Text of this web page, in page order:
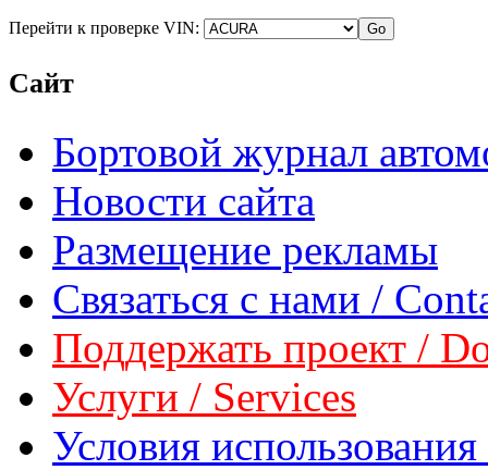
Перейти к проверке VIN:
Сайт
Бортовой журнал
Новости сайта
Размещение рекламы
Связаться с нами /
Поддержать проект /
Услуги / Services
Условия